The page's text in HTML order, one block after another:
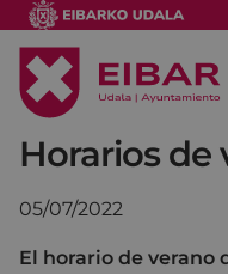
Horarios de
05/07/2022
El horario de verano